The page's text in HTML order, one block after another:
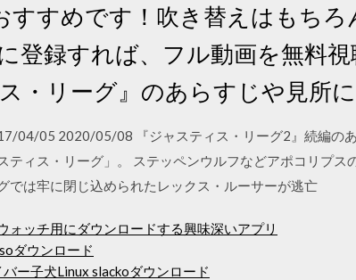
すすめです！吹き替えはもち
登録すれば、フル動画を無料
・リーグ』のあらすじや見所
04/05 2020/05/08 『ジャスティス・リーグ2』続編の
ティス・リーグ」。 ステッペンウルフなどアポコリプ
では牢に閉じ込められたレックス・ルーサーが逃亡
ォッチ用にダウンロードする興味深いアプリ
ダウンロード
ー子犬Linux slackoダウンロード